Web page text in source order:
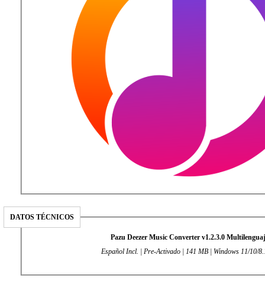
DATOS TÉCNICOS
Pazu Deezer Music Converter v1.2.3.0
Español Incl. | Pre-Activado | 141 MB | Windows 11/10/